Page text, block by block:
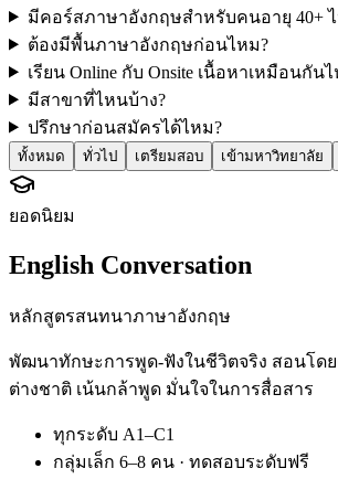
มีคอร์สภาษาอังกฤษสำหรับคนอายุ 40+
ต้องมีพื้นภาษาอังกฤษก่อนไหม?
เรียน Online กับ Onsite เนื้อหาเหมือนกัน
มีสาขาที่ไหนบ้าง?
ปรึกษาก่อนสมัครได้ไหม?
ทั้งหมด ทั่วไป เตรียมสอบ เข้ามหาวิทยาลัย
ยอดนิยม
English Conversation
หลักสูตรสนทนาภาษาอังกฤษ
พัฒนาทักษะการพูด-ฟังในชีวิตจริง สอนโด
ต่างชาติ เน้นกล้าพูด มั่นใจในการสื่อสาร
ทุกระดับ A1–C1
กลุ่มเล็ก 6–8 คน · ทดสอบระดับฟรี